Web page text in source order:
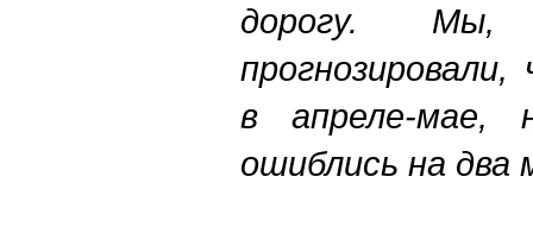
дорогу. Мы,
в апреле-мае,
ошиблись на два